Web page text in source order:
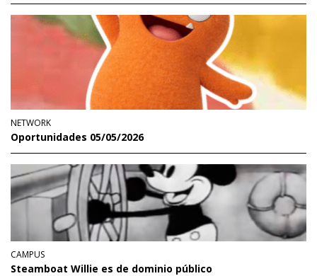
NETWORK
Oportunidades 05/05/2026
CAMPUS
Steamboat Willie es de dominio público